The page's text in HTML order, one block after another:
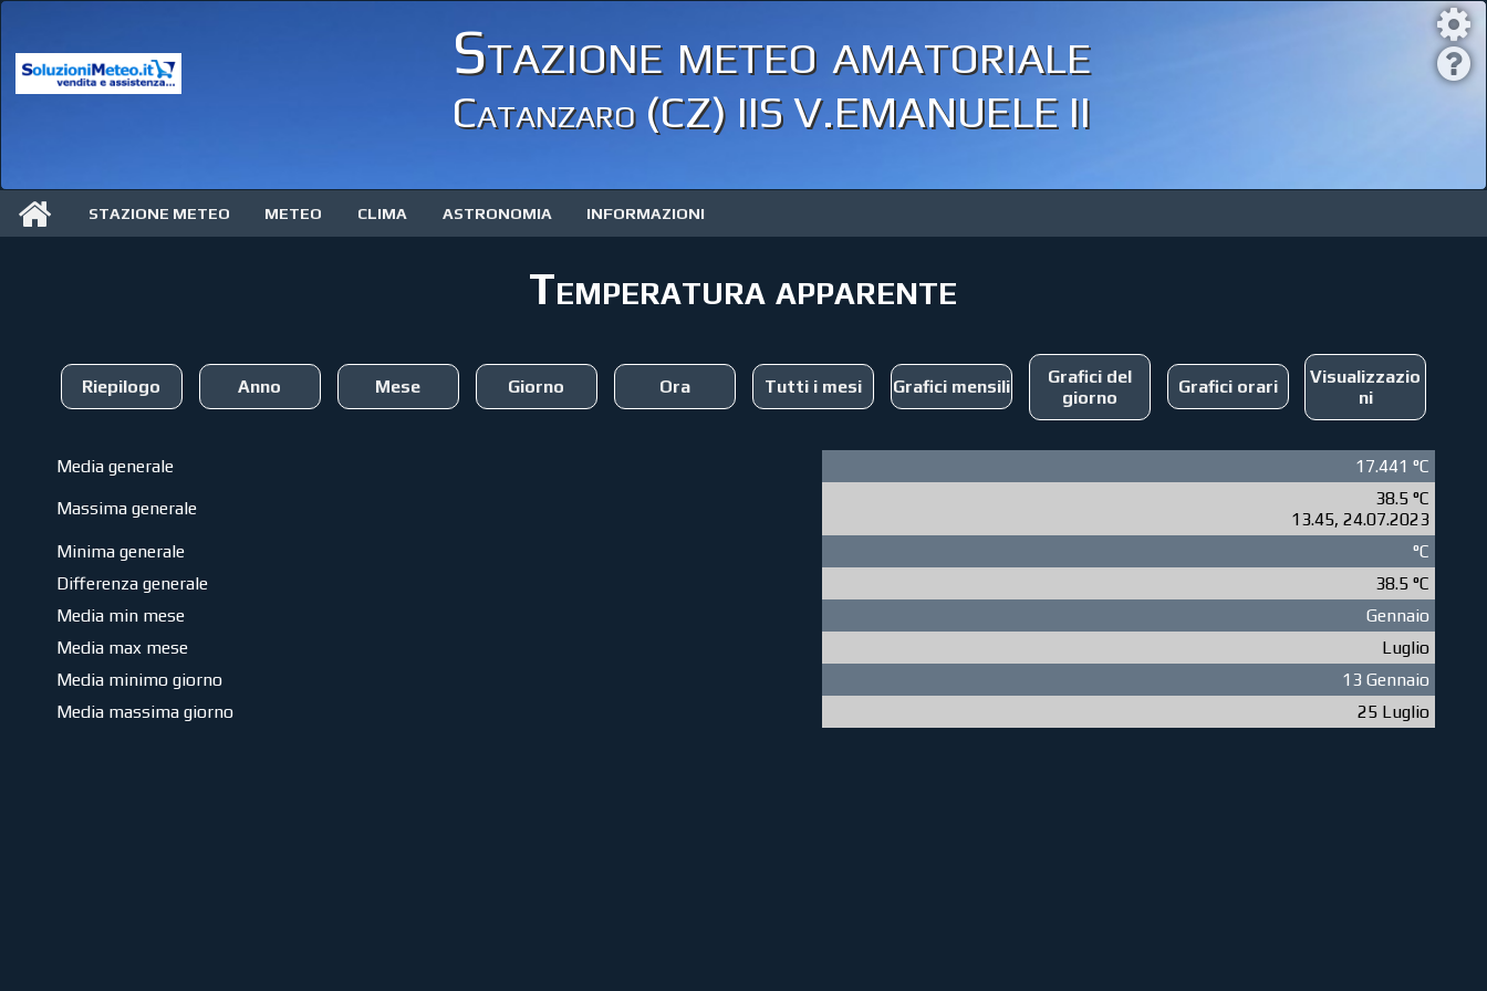
Stazione meteo amatoriale
Catanzaro (CZ) IIS V.EMANUELE II
STAZIONE METEO METEO CLIMA ASTRONOMIA INFORMAZIONI
Temperatura apparente
Riepilogo Anno Mese Giorno Ora Tutti i mesi Grafici mensili
Grafici del
giorno
Grafici orari
Visualizzazio
ni
Media generale
17.441 °C
Massima generale
38.5 °C
13.45, 24.07.2023
Minima generale
°C
Differenza generale
38.5 °C
Media min mese
Gennaio
Media max mese
Luglio
Media minimo giorno
13 Gennaio
Media massima giorno
25 Luglio